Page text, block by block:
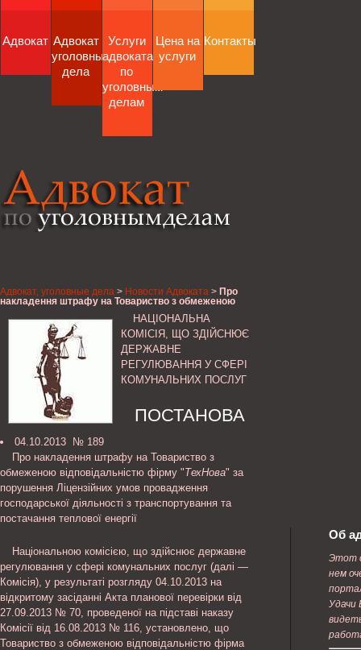
Адвокат Адвокат
уголовные
дела
Услуги
адвоката
по
уголовным
делам
Цена на
услуги
Контакты
Адвокат, уголовные дела > Новости Адвоката > Про
накладення штрафу на Товариство з обмеженою
Ліцензійних умов провадження господарської
діяльності з транспортування та постачання
теплової енергії, Національна комісія, що здійснює
державне регулювання у сфері комунальних послуг
НАЦІОНАЛЬНА
КОМІСІЯ, ЩО ЗДІЙСНЮЄ
ДЕРЖАВНЕ
РЕГУЛЮВАННЯ У СФЕРІ
КОМУНАЛЬНИХ ПОСЛУГ
ПОСТАНОВА
04.10.2013 № 189
Про накладення штрафу на Товариство з
обмеженою відповідальністю фірму "ТехНова" за
порушення Ліцензійних умов провадження
господарської діяльності з транспортування та
постачання теплової енергії
Національною комісією, що здійснює державне
регулювання у сфері комунальних послуг (далі —
Комісія), у результаті розгляду 04.10.2013 на
відкритому засіданні Акта планової перевірки від
27.09.2013 № 70, проведеної на підставі наказу
Комісії від 16.08.2013 № 116, установлено, що
Товариство з обмеженою відповідальністю фірма
Об
Этот
нем
Удачи